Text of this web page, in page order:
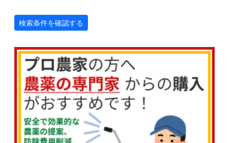
検索条件を確認する